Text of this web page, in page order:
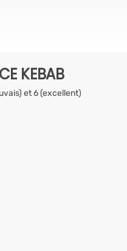
KEBAB
et 6 (excellent)